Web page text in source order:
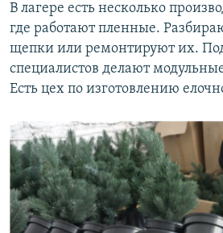
В лагере есть несколько
где работают пленные.
щепки или ремонтируют их.
специалистов делают
Есть цех по изготовлению